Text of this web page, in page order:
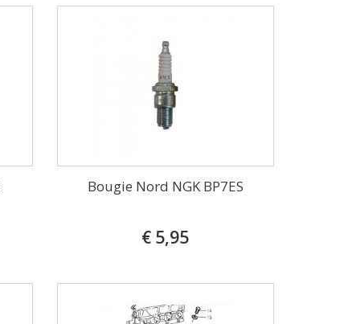
Bougie Nord NGK BP7ES
€ 5,95